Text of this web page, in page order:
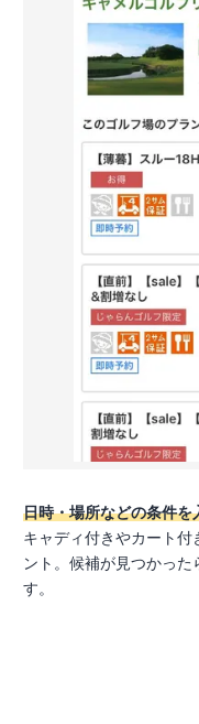
日時・場所などの条件
キャディ付きやカート付
ント。候補が見つかっ
す。